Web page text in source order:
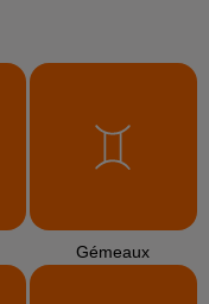
Gémeaux